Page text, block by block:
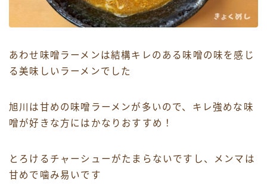
あわせ味噌ラーメンは結構キレのある味噌の味を感じ
る美味しいラーメンでした
旭川は甘めの味噌ラーメンが多いので、キレ強めな味
噌が好きな方にはかなりおすすめ！
とろけるチャーシューがたまらないですし、メンマは
甘めで噛み易いです